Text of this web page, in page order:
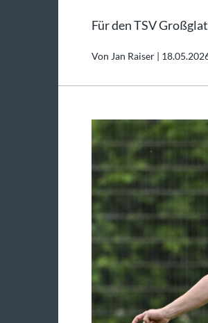
Für den TSV
Von Jan Raiser |